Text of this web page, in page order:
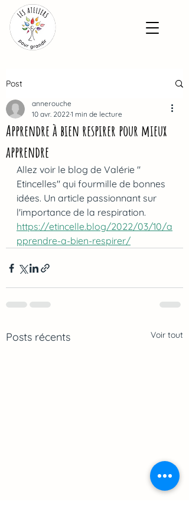
Post
Apprendre à bien respirer pour mieux
apprendre
annerouche
10 avr. 20221 min de lecture
Allez voir le blog de Valérie "
Etincelles" qui fourmille de bonnes
idées. Un article passionnant sur
l'importance de la respiration.
https://etincelle.blog/2022/03/10/a
pprendre-a-bien-respirer/
Posts récents Voir tout